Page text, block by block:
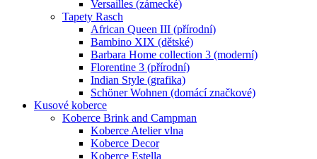
Versailles (zámecké)
Tapety Rasch
African Queen III (přírodní)
Bambino XIX (dětské)
Barbara Home collection 3 (moderní)
Florentine 3 (přírodní)
Indian Style (grafika)
Schöner Wohnen (domácí značkové)
Kusové koberce
Koberce Brink and Campman
Koberce Atelier vlna
Koberce Decor
Koberce Estella